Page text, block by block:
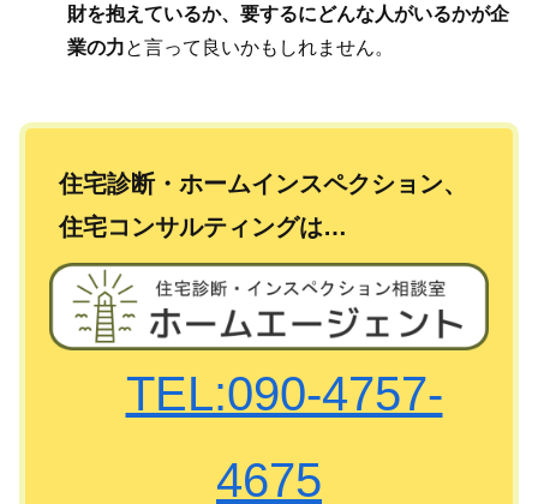
財を抱えているか、要するにどんな人がいるかが企
業の力と言って良いかもしれません。
住宅診断・ホームインスペクション、
住宅コンサルティングは…
TEL:090-4757-
4675